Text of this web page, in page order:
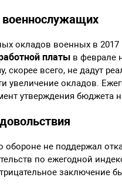
окладов военных в 2017
платы в феврале
всего, не дадут
увеличение окладов.
утверждения бюджета
обороне не поддержал
по ежегодной
заключение